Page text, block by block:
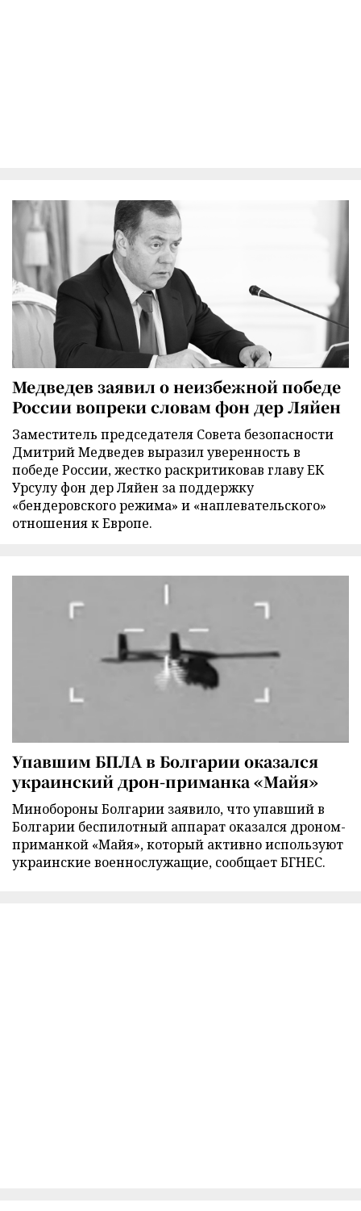
Медведев заявил о неизбежной победе
России вопреки словам фон дер Ляйен
Заместитель председателя Совета безопасности
Дмитрий Медведев выразил уверенность в
победе России, жестко раскритиковав главу ЕК
Урсулу фон дер Ляйен за поддержку
«бендеровского режима» и «наплевательского»
отношения к Европе.
Упавшим БПЛА в Болгарии оказался
украинский дрон-приманка «Майя»
Минобороны Болгарии заявило, что упавший в
Болгарии беспилотный аппарат оказался дроном-
приманкой «Майя», который активно используют
украинские военнослужащие, сообщает БГНЕС.